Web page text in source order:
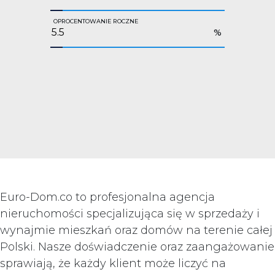
OPROCENTOWANIE ROCZNE
%
Euro-Dom.co to profesjonalna agencja
nieruchomości specjalizująca się w sprzedaży i
wynajmie mieszkań oraz domów na terenie całej
Polski. Nasze doświadczenie oraz zaangażowanie
sprawiają, że każdy klient może liczyć na